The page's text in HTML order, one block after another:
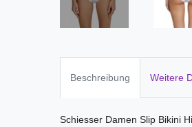
Beschreibung Weitere
Schiesser Damen Slip Bikini